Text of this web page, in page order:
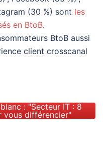
(30 %) sont les
en BtoB.
BtoB aussi
client crosscanal
: "Secteur IT : 8
vous différencier"